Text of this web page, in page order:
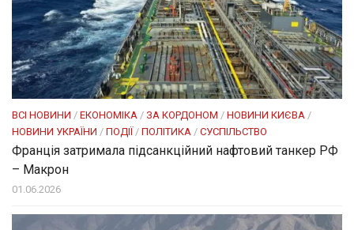
ВСІ НОВИНИ / ЕКОНОМІКА / ЗА КОРДОНОМ / НОВИНИ КИЄВА /
НОВИНИ УКРАЇНИ / ПОДІЇ/ ПОЛІТИКА / СУСПІЛЬСТВО
Франція затримала підсанкційний нафтовий танкер РФ
– Макрон
01.06.2026